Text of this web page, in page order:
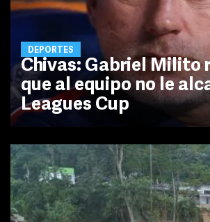
DEPORTES
Chivas: Gabriel Milito
que al equipo no le
Leagues Cup